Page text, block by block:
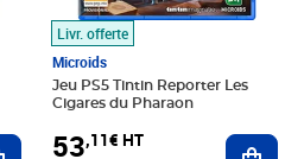
Ajouter au panier
Livr. offerte
Microids
Jeu PS5 Tintin Reporter Les
Cigares du Pharaon
53,11€ HT